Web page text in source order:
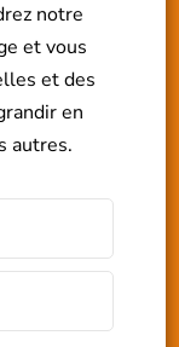
notre
et vous
et des
en
autres.